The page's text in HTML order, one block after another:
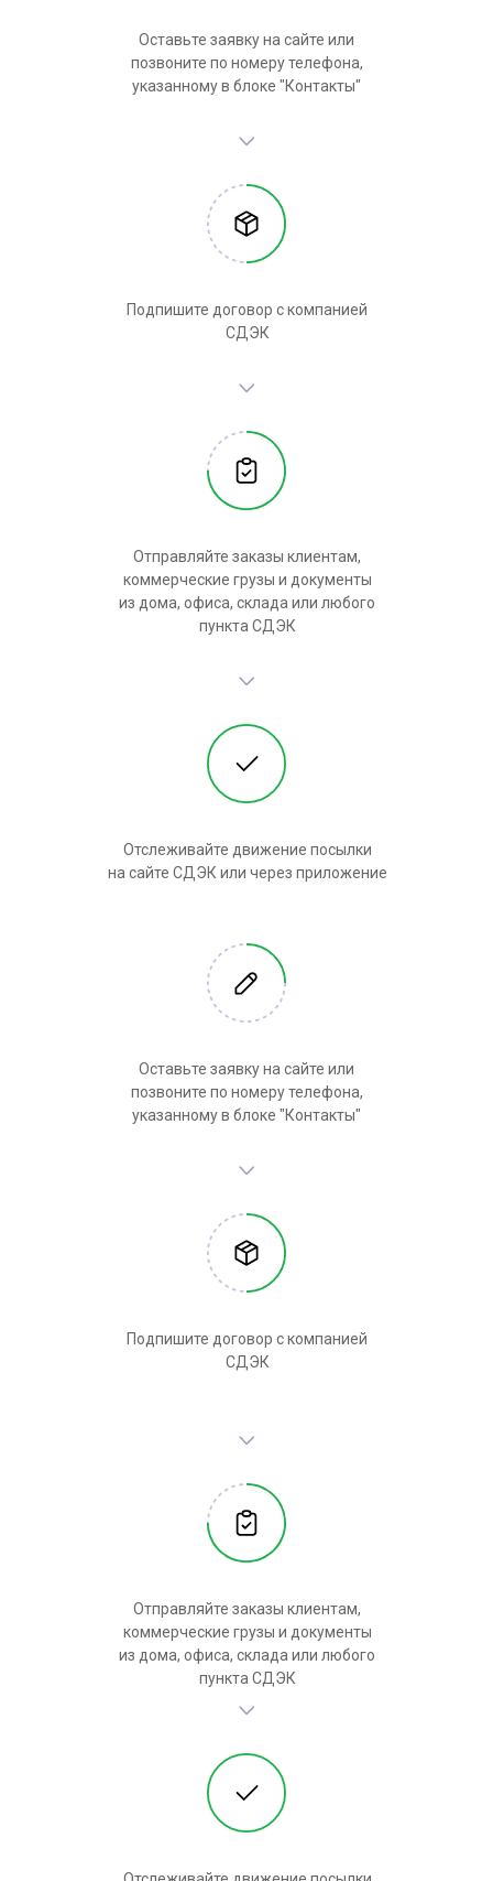
Оставьте заявку на сайте или
позвоните по номеру телефона,
указанному в блоке "Контакты"
Подпишите договор с компанией
СДЭК
Отправляйте заказы клиентам,
коммерческие грузы и документы
из дома, офиса, склада или любого
пункта СДЭК
Отслеживайте движение посылки
на сайте СДЭК или через приложение
Оставьте заявку на сайте или
позвоните по номеру телефона,
указанному в блоке "Контакты"
Подпишите договор с компанией
СДЭК
Отправляйте заказы клиентам,
коммерческие грузы и документы
из дома, офиса, склада или любого
пункта СДЭК